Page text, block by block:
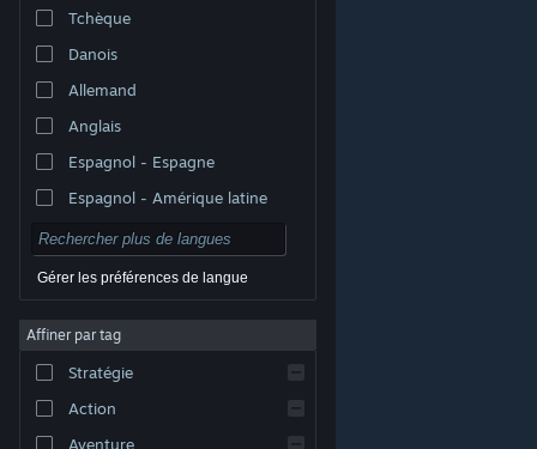
© Valve Corporation. Tous droits réservés. Toutes les
titulaires aux États-Unis et dans d'autres pays.
Accessibilité
Remboursements
Tchèque
Danois
Allemand
Anglais
Espagnol - Espagne
Espagnol - Amérique latine
Gérer les préférences de langue
Affiner par tag
Stratégie
Action
Aventure